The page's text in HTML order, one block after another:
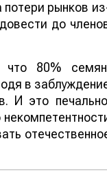
потери рынков
до
что 80%
в
И это